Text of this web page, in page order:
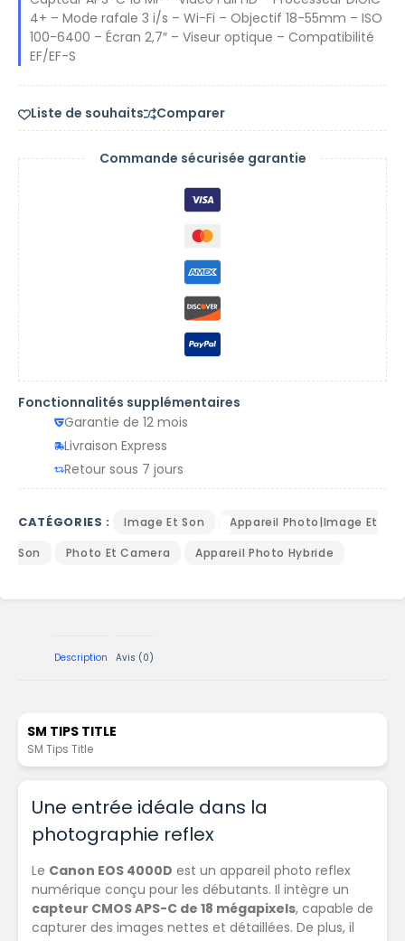
4+ – Mode rafale 3 i/s – Wi-Fi – Objectif 18-55mm – ISO
100-6400 – Écran 2,7″ – Viseur optique – Compatibilité
EF/EF-S
Liste de souhaits Comparer
Commande sécurisée garantie
Fonctionnalités supplémentaires
Garantie de 12 mois
Livraison Express
Retour sous 7 jours
CATÉGORIES : Image Et Son
Appareil Photo|Image Et
Son
Photo Et Camera Appareil Photo Hybride
Description Avis (0)
SM TIPS TITLE
SM Tips Title
Une entrée idéale dans la
photographie reflex
Le Canon EOS 4000D est un appareil photo reflex
numérique conçu pour les débutants. Il intègre un
capteur CMOS APS-C de 18 mégapixels, capable de
capturer des images nettes et détaillées. De plus, il